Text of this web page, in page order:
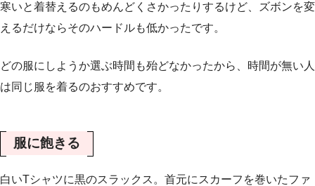
寒いと着替えるのもめんどくさかったりするけど、ズボンを変
えるだけならそのハードルも低かったです。
どの服にしようか選ぶ時間も殆どなかったから、時間が無い人
は同じ服を着るのおすすめです。
服に飽きる
白いTシャツに黒のスラックス。首元にスカーフを巻いたファ